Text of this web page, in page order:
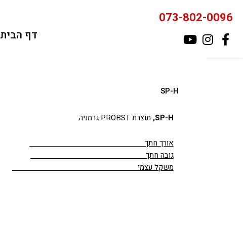
לתוכן073-802-0096
דף הבית
SP-H
SP-H, תוצרת PROBST גרמניה.
אורך חתך
גובה חתך
משקל עצמי